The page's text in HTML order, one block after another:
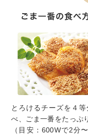
とろけるチーズを４
べ、ごま一番をたっぷ
（目安：600Wで2分